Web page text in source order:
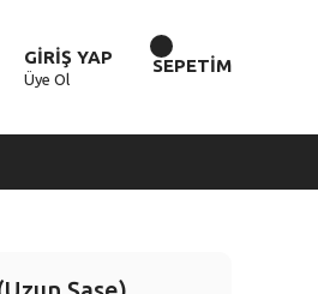
GİRİŞ YAP
Üye Ol
SEPETİM